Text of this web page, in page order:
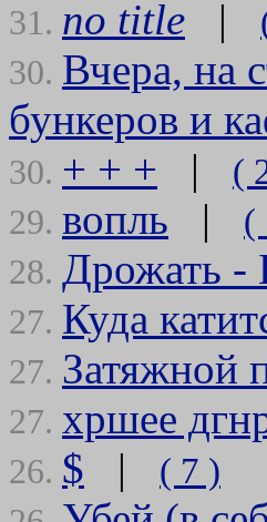
31. no title |
30. Вчера, на
бункеров и
30. + + + | (
29. вопль | (
28. Дрожать -
27. Куда
27. Затяжной
27. хршее
26. $ | ( 7 )